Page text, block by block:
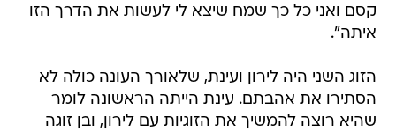
קסם ואני כל כך שמח שיצא לי לעשות את הדרך הזו
איתה".
הזוג השני היה לירון ועינת, שלאורך העונה כולה לא
הסתירו את אהבתם. עינת הייתה הראשונה לומר
שהיא רוצה להמשיך את הזוגיות עם לירון, ובן זוגה